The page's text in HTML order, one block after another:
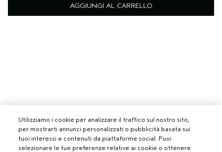
AGGIUNGI AL CARRELLO
Utilizziamo i cookie per analizzare il traffico sul nostro sito,
per mostrarti annunci personalizzati o pubblicità basata sui
tuoi interessi e contenuti da piattaforme social. Puoi
selezionare le tue preferenze relative ai cookie o ottenere